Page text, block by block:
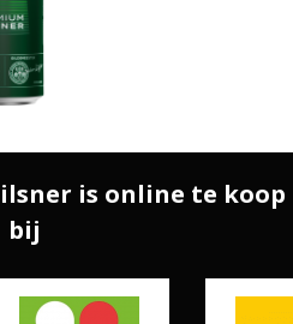
is online te koop
bij